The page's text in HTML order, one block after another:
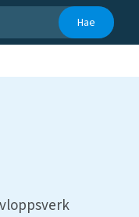
Hae